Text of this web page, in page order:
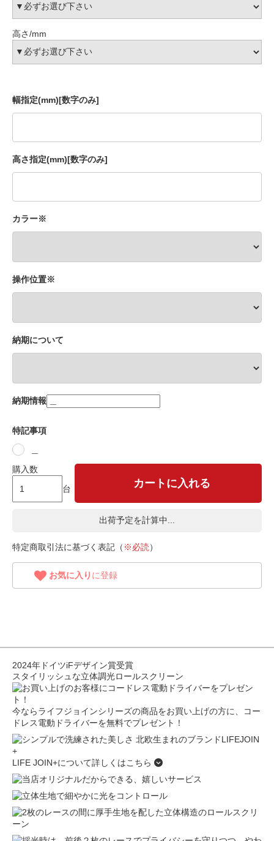
高さ/mm
幅指定(mm)[数字のみ]
高さ指定(mm)[数字のみ]
カラー※
操作位置※
納期について
納期情報
特記事項
購入数
台
カートに入れる
出荷予定を計算中...
特定商取引法に基づく表記（ ※必読）
お気に入り に登録
2024年ドイツiFデザイン賞受賞
スタイリッシュな立体調光ロールスクリーン
今ならライフジョインシリーズの商品をお買い上げの方に、コー
ドレス電動ドライバーを無料でプレゼント！
LIFE JOIN+について詳しくはこちら